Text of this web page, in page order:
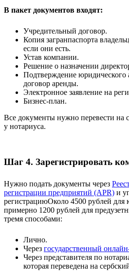
В пакет документов входят:
Учредительный договор.
Копия загранпаспорта
если они есть.
Устав компании.
Решение о назначении
Подтверждение юридического
договор аренды.
Электронное заявление на
Бизнес-план.
Все документы нужно перевести на
у нотариуса.
Шаг 4. Зарегистрировать
Нужно подать документы через
регистрации предприятий (APR) и
регистрациюОколо 4500 рублей для
примерно 1200 рублей для
тремя способами:
Лично.
Через государственный
Через представителя по
которая переведена на